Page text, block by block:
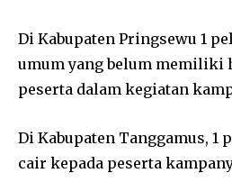
Di Kabupaten Pringsewu 1
umum yang belum memiliki
peserta dalam kegiatan
Di Kabupaten Tanggamus, 1
cair kepada peserta